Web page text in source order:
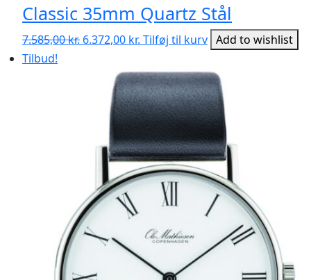
Classic 35mm Quartz Stål
7.585,00kr. Den
7.585,00 kr..
6.372,00 kr. Den
pris
er:
6.372,00 kr..
Tilføj til kurv Add to wishlist
Tilbud!